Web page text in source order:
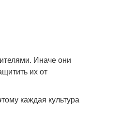
Иначе они
их от
каждая культура